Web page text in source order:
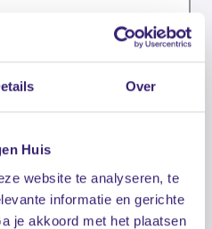
Over
Huis
website te analyseren, te
informatie en gerichte
je akkoord met het plaatsen
het Eigen Huis
vragenlijst in te